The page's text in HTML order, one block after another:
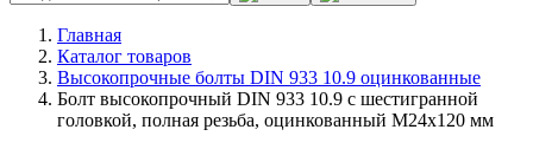
Главная
Каталог товаров
Высокопрочные болты DIN 933 10.9 оцинкованные
Болт высокопрочный DIN 933 10.9 с шестигранной
головкой, полная резьба, оцинкованный M24x120 мм